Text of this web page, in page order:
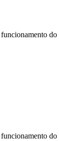
do
do